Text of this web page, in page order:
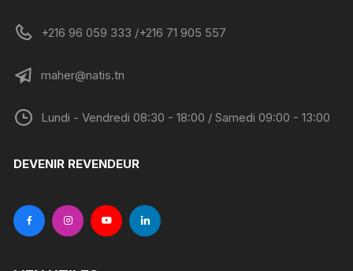
+216 96 059 333 /+216 71 905 557
maher@natis.tn
Lundi - Vendredi 08:30 - 18:00 / Samedi 09:00 - 13:00
DEVENIR REVENDEUR